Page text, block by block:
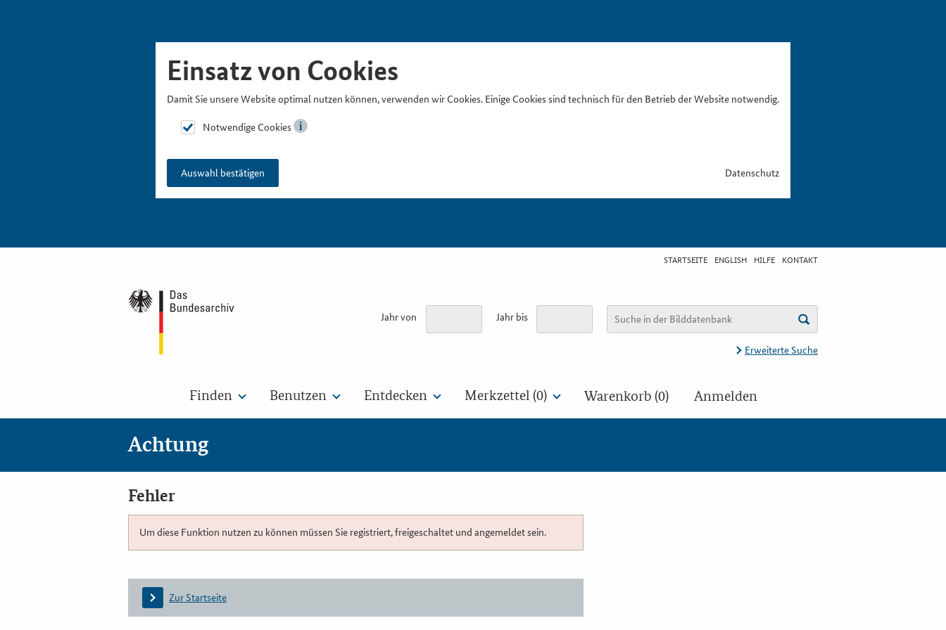
Einsatz von Cookies
Damit Sie unsere Website optimal nutzen können, verwenden wir Cookies. Einige Cookies sind technisch für den Betrieb der Website notwendig.
Notwendige Cookies
Auswahl bestätigen Datenschutz
STARTSEITE ENGLISH HILFE KONTAKT
Jahr von Jahr bis
Erweiterte Suche
Finden Benutzen Entdecken Merkzettel (0) Warenkorb (0) Anmelden
Achtung
Fehler
Um diese Funktion nutzen zu können müssen Sie registriert, freigeschaltet und angemeldet sein.
Zur Startseite